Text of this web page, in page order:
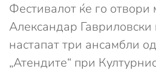
Фестивалот ќе го отвори
Александар Гавриловски
настапат три ансамбли
„Атендите“ при